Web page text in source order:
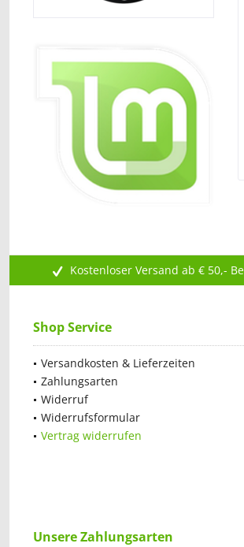
Kostenloser Versand ab € 50,-
Shop Service
Versandkosten & Lieferzeiten
Zahlungsarten
Widerruf
Widerrufsformular
Vertrag widerrufen
Unsere Zahlungsarten